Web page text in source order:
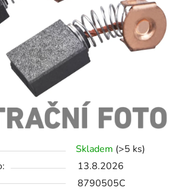
Skladem (>5 ks)
13.8.2026
8790505C